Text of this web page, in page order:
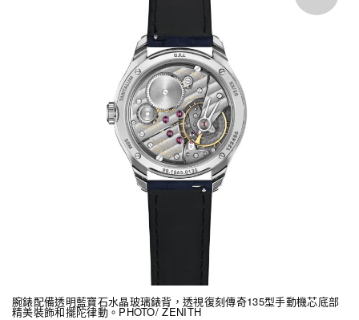
腕錶配備透明藍寶石水晶玻璃錶背，透視復刻傳奇135型手動機芯底部
精美裝飾和擺陀律動。PHOTO/ ZENITH